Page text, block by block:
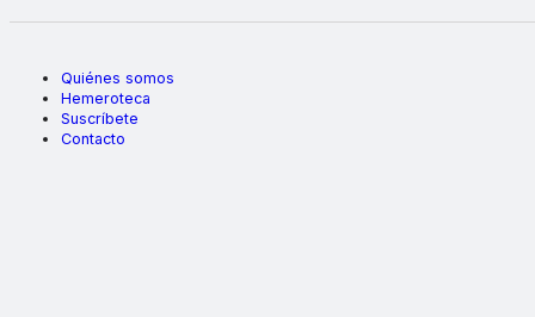
Quiénes somos
Hemeroteca
Suscríbete
Contacto